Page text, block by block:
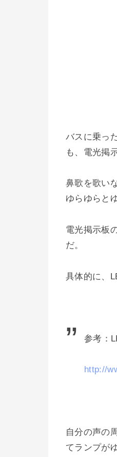
バスに乗っ
も、電光掲
鼻歌を歌い
ゆらゆらと
電光掲示板
だ。
具体的に、
参考：
http://
自分の声の
てランプが